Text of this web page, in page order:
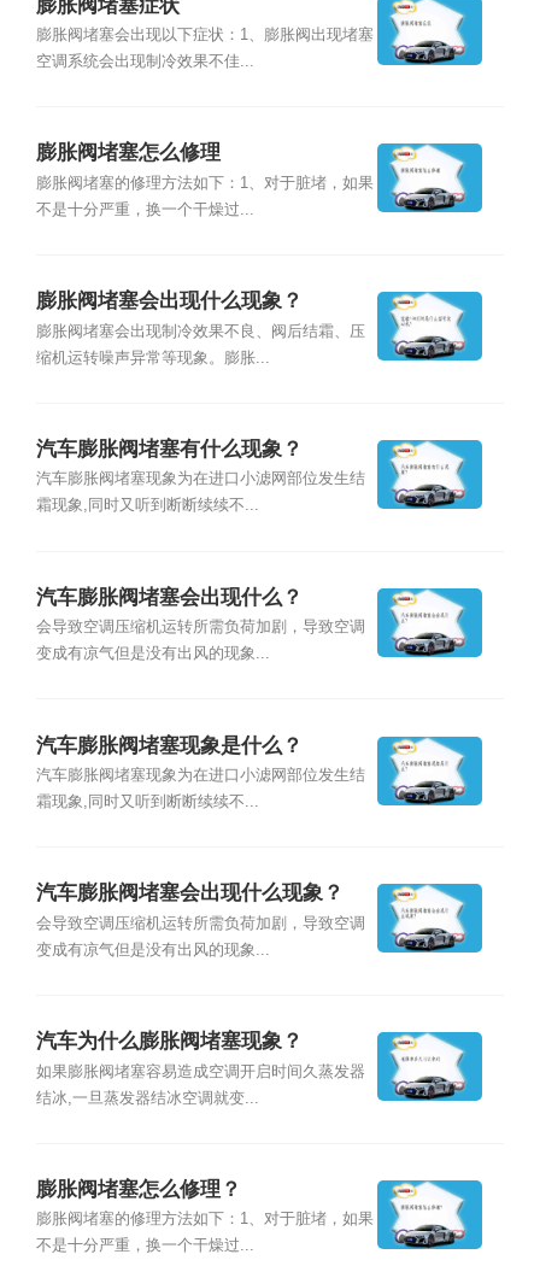
膨胀阀堵塞症状
膨胀阀堵塞会出现以下症状：1、膨胀阀出现堵塞
空调系统会出现制冷效果不佳...
膨胀阀堵塞怎么修理
膨胀阀堵塞的修理方法如下：1、对于脏堵，如果
不是十分严重，换一个干燥过...
膨胀阀堵塞会出现什么现象？
膨胀阀堵塞会出现制冷效果不良、阀后结霜、压
缩机运转噪声异常等现象。膨胀...
汽车膨胀阀堵塞有什么现象？
汽车膨胀阀堵塞现象为在进口小滤网部位发生结
霜现象,同时又听到断断续续不...
汽车膨胀阀堵塞会出现什么？
会导致空调压缩机运转所需负荷加剧，导致空调
变成有凉气但是没有出风的现象...
汽车膨胀阀堵塞现象是什么？
汽车膨胀阀堵塞现象为在进口小滤网部位发生结
霜现象,同时又听到断断续续不...
汽车膨胀阀堵塞会出现什么现象？
会导致空调压缩机运转所需负荷加剧，导致空调
变成有凉气但是没有出风的现象...
汽车为什么膨胀阀堵塞现象？
如果膨胀阀堵塞容易造成空调开启时间久蒸发器
结冰,一旦蒸发器结冰空调就变...
膨胀阀堵塞怎么修理？
膨胀阀堵塞的修理方法如下：1、对于脏堵，如果
不是十分严重，换一个干燥过...